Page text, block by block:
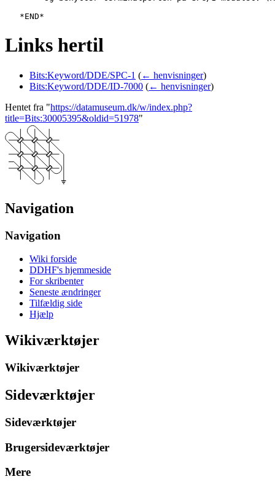
Links hertil
Bits:Keyword/DDE/SPC-1 (← henvisninger)
Bits:Keyword/DDE/ID-7000 (← henvisninger)
Hentet fra "https://datamuseum.dk/w/index.php?
title=Bits:30005395&oldid=51978"
Navigation
Navigation
Wiki forside
DDHF's hjemmeside
For skribenter
Seneste ændringer
Tilfældig side
Hjælp
Wikiværktøjer
Wikiværktøjer
Sideværktøjer
Sideværktøjer
Brugersideværktøjer
Mere